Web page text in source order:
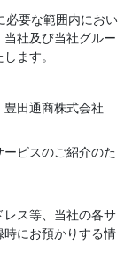
必要な範囲内におい
社及び当社グルー
ます。
田通商株式会社
ビスのご紹介のた
ス等、当社の各サ
にお預かりする情